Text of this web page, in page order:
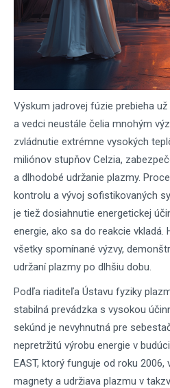
Výskum jadrovej fúzie prebieha
a vedci neustále čelia mnohým
zvládnutie extrémne vysokých
miliónov stupňov Celzia,
a dlhodobé udržanie plazmy.
kontrolu a vývoj sofistikovaných
je tiež dosiahnutie energetickej
energie, ako sa do reakcie
všetky spomínané výzvy,
udržaní plazmy po dlhšiu dobu.
Podľa riaditeľa Ústavu fyziky
stabilná prevádzka s vysokou
sekúnd je nevyhnutná pre
nepretržitú výrobu energie v
EAST, ktorý funguje od roku 2006,
magnety a udržiava plazmu v